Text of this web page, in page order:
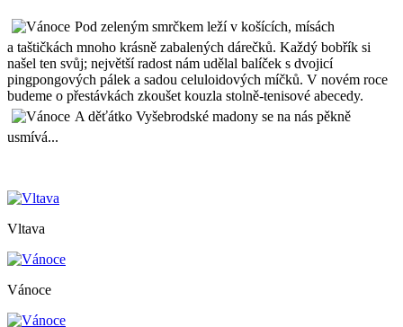
Pod zeleným smrčkem leží v košících, mísách
a taštičkách mnoho krásně zabalených dárečků. Každý bobřík si
našel ten svůj; největší radost nám udělal balíček s dvojicí
pingpongových pálek a sadou celuloidových míčků. V novém roce
budeme o přestávkách zkoušet kouzla stolně-tenisové abecedy.
A děťátko Vyšebrodské madony se na nás pěkně
usmívá...
Vltava
Vánoce